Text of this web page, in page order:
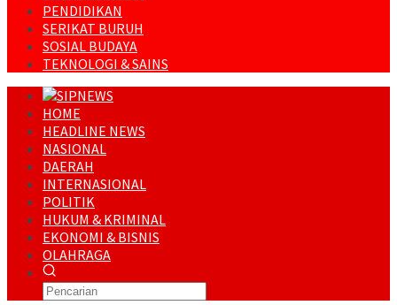
PENDIDIKAN
SERIKAT BURUH
SOSIAL BUDAYA
TEKNOLOGI & SAINS
HOME
HEADLINE NEWS
NASIONAL
DAERAH
INTERNASIONAL
POLITIK
HUKUM & KRIMINAL
EKONOMI & BISNIS
OLAHRAGA